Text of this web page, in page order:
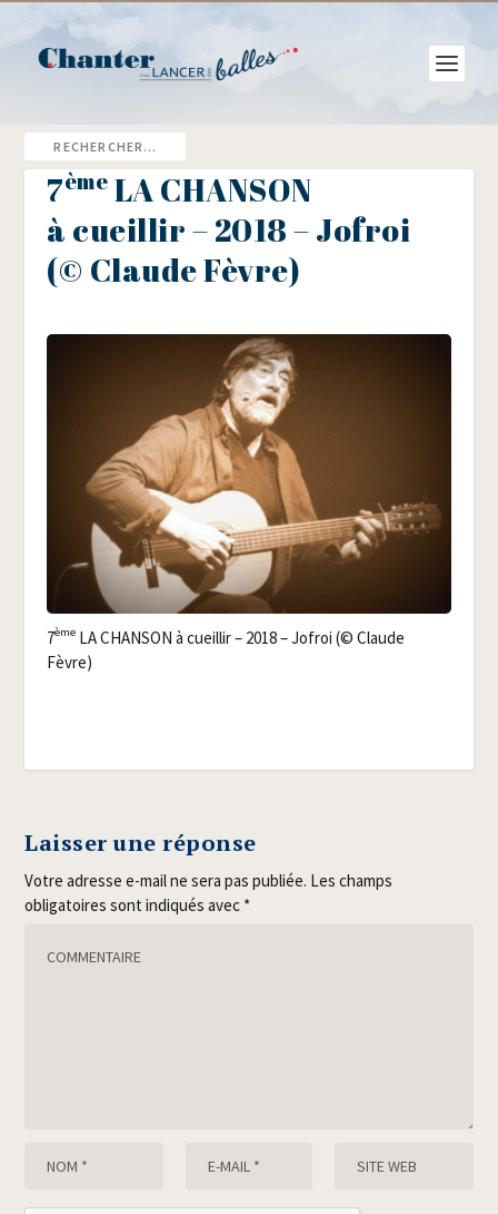
7ème LA CHANSON
à cueillir – 2018 – Jofroi
(© Claude Fèvre)
7ème LA CHANSON à cueillir – 2018 – Jofroi (© Claude
Fèvre)
Laisser une réponse
Votre adresse e-mail ne sera pas publiée. Les champs
obligatoires sont indiqués avec *